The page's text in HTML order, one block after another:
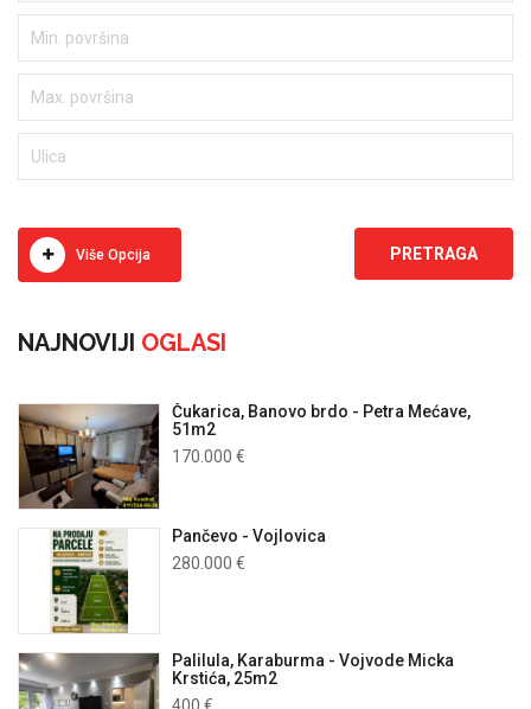
Više Opcija
NAJNOVIJI OGLASI
Čukarica, Banovo brdo - Petra Mećave,
51m2
170.000 €
Pančevo - Vojlovica
280.000 €
Palilula, Karaburma - Vojvode Micka
Krstića, 25m2